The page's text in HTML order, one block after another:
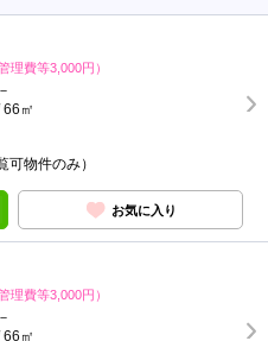
管理費等3,000円）
㎡
物件のみ）
お気に入り
管理費等3,000円）
㎡